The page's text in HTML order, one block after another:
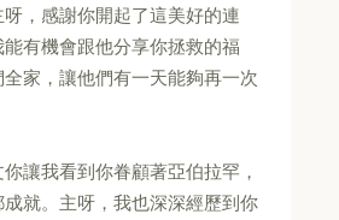
，感謝你開起了這美好的連
有機會跟他分享你拯救的福
家，讓他們有一天能夠再一次
讓我看到你眷顧著亞伯拉罕，
就。主呀，我也深深經歷到你